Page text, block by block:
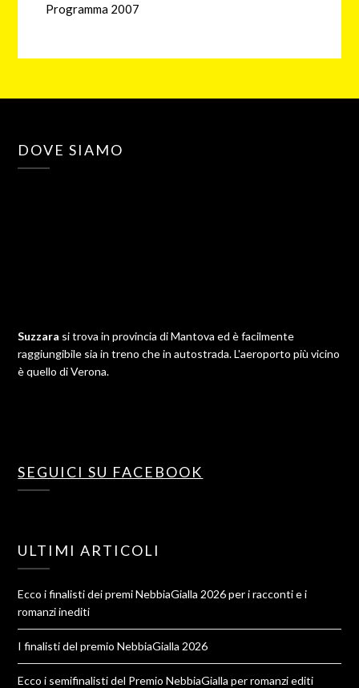
Programma 2007
DOVE SIAMO
Suzzara si trova in provincia di Mantova ed è facilmente
raggiungibile sia in treno che in autostrada. L'aeroporto più vicino
è quello di Verona.
SEGUICI SU FACEBOOK
ULTIMI ARTICOLI
Ecco i finalisti dei premi NebbiaGialla 2026 per i racconti e i
romanzi inediti
I finalisti del premio NebbiaGialla 2026
Ecco i semifinalisti del Premio NebbiaGialla per romanzi editi